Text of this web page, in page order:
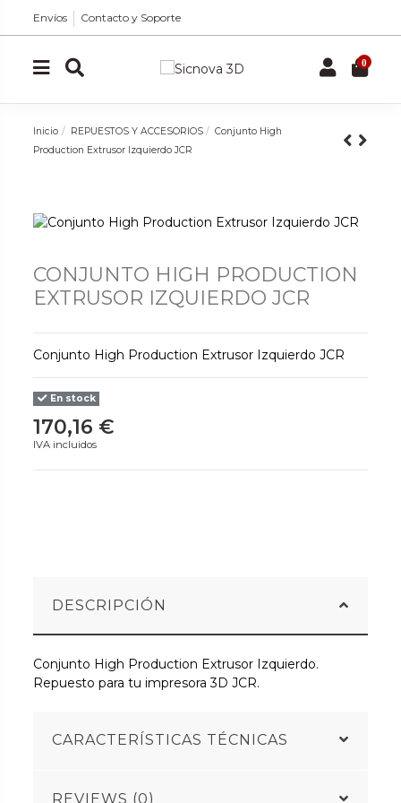
Envíos Contacto y Soporte
0
Inicio REPUESTOS Y ACCESORIOS
Conjunto High
Production Extrusor Izquierdo JCR
CONJUNTO HIGH PRODUCTION
EXTRUSOR IZQUIERDO JCR
Conjunto High Production Extrusor Izquierdo JCR
En stock
170,16 €
IVA incluidos
DESCRIPCIÓN
Conjunto High Production Extrusor Izquierdo.
Repuesto para tu impresora 3D JCR.
CARACTERÍSTICAS TÉCNICAS
REVIEWS (0)